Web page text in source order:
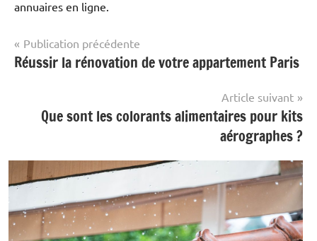
annuaires en ligne.
Maison
Navigation
de
Publication précédente
Réussir la rénovation de votre appartement Paris
Article suivant
Que sont les colorants alimentaires pour kits
aérographes ?